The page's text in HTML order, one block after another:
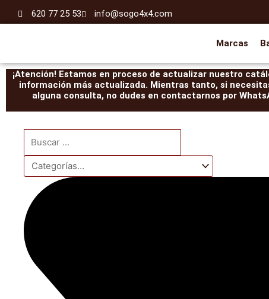
al
620 77 25 53 info@sogo4x4.com
Marcas
¡Atención! Estamos en proceso de actualizar nuestro
información más actualizada. Mientras tanto, si
alguna consulta, no dudes en contactarnos por
Search
...